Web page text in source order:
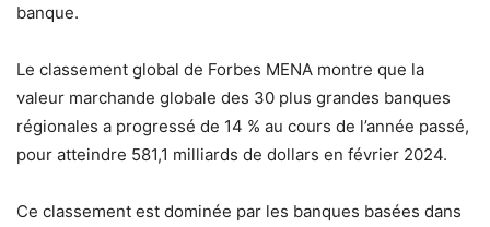
banque.
Le classement global de Forbes MENA montre que la
valeur marchande globale des 30 plus grandes banques
régionales a progressé de 14 % au cours de l’année passé,
pour atteindre 581,1 milliards de dollars en février 2024.
Ce classement est dominée par les banques basées dans